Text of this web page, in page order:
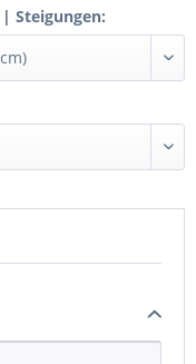
Steigungen: